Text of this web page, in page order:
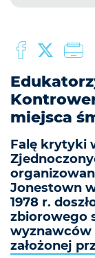
miejsca
Falę krytyki
Jonestown
1978 r.
zbiorowego
wyznawców
założonej